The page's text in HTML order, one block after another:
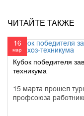
ЧИТАЙТЕ ТАКЖЕ
16
мар
Кубок победителя
техникума
15 марта прошел
профсоюза